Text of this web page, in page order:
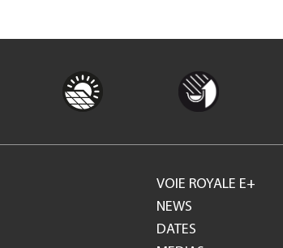
Footer
VOIE ROYALE E+
NEWS
DATES